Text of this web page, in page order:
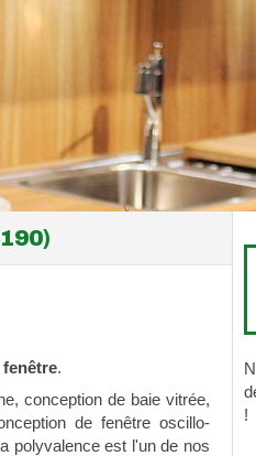
.
conception de baie vitrée,
de fenêtre oscillo-
polyvalence est l'un de nos
!